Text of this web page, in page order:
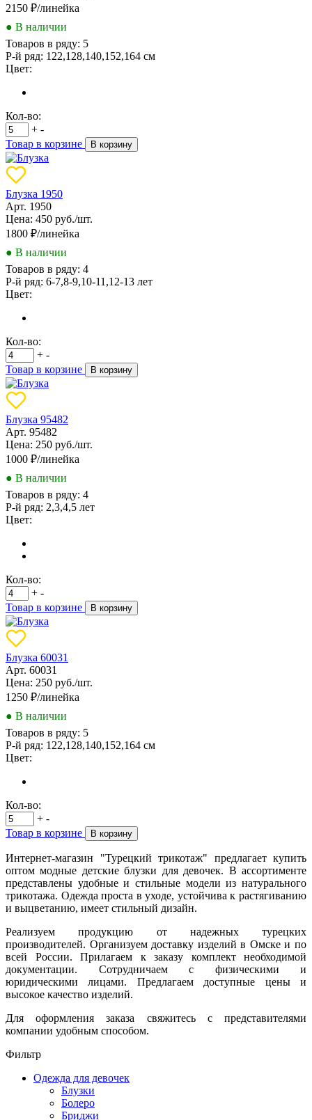
2150 ₽/линейка
● В наличии
Товаров в ряду: 5
Р-й ряд: 122,128,140,152,164 см
Цвет:
Кол-во:
+ -
Товар в корзине
В корзину
Блузка 1950
Арт. 1950
Цена: 450 руб./шт.
1800 ₽/линейка
● В наличии
Товаров в ряду: 4
Р-й ряд: 6-7,8-9,10-11,12-13 лет
Цвет:
Кол-во:
+ -
Товар в корзине
В корзину
Блузка 95482
Арт. 95482
Цена: 250 руб./шт.
1000 ₽/линейка
● В наличии
Товаров в ряду: 4
Р-й ряд: 2,3,4,5 лет
Цвет:
Кол-во:
+ -
Товар в корзине
В корзину
Блузка 60031
Арт. 60031
Цена: 250 руб./шт.
1250 ₽/линейка
● В наличии
Товаров в ряду: 5
Р-й ряд: 122,128,140,152,164 см
Цвет:
Кол-во:
+ -
Товар в корзине
В корзину
Интернет-магазин "Турецкий трикотаж" предлагает купить
оптом модные детские блузки для девочек. В ассортименте
представлены удобные и стильные модели из натурального
трикотажа. Одежда проста в уходе, устойчива к растягиванию
и выцветанию, имеет стильный дизайн.
Реализуем продукцию от надежных турецких
производителей. Организуем доставку изделий в Омске и по
всей России. Прилагаем к заказу комплект необходимой
документации. Сотрудничаем с физическими и
юридическими лицами. Предлагаем доступные цены и
высокое качество изделий.
Для оформления заказа свяжитесь с представителями
компании удобным способом.
Фильтр
Одежда для девочек
Блузки
Болеро
Бриджи